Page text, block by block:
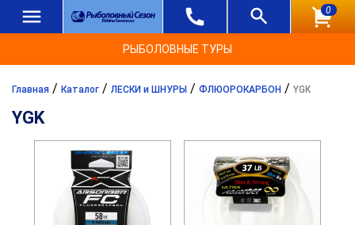
0
РЫБОЛОВНЫЕ ТУРЫ
Главная / Каталог / ЛЕСКИ и ШНУРЫ / ФЛЮОРОКАРБОН / YGK
YGK